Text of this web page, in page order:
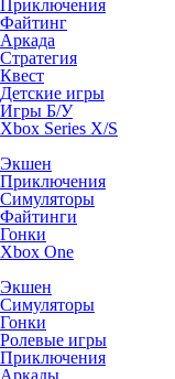
Приключения
Файтинг
Аркада
Стратегия
Квест
Детские игры
Игры Б/У
Xbox Series X/S
Экшен
Приключения
Симуляторы
Файтинги
Гонки
Xbox One
Экшен
Симуляторы
Гонки
Ролевые игры
Приключения
Аркады